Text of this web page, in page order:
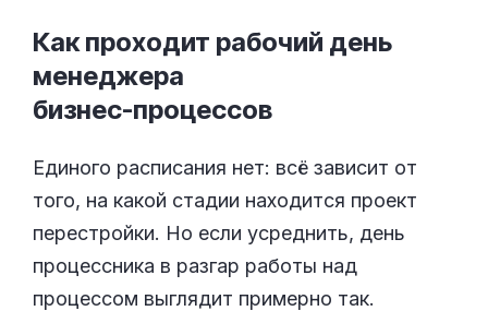
Как проходит рабочий день
менеджера
бизнес-процессов
Единого расписания нет: всё зависит от
того, на какой стадии находится проект
перестройки. Но если усреднить, день
процессника в разгар работы над
процессом выглядит примерно так.